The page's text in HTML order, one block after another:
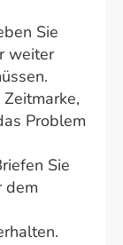
Sie
weiter
Problem
Sie
dem